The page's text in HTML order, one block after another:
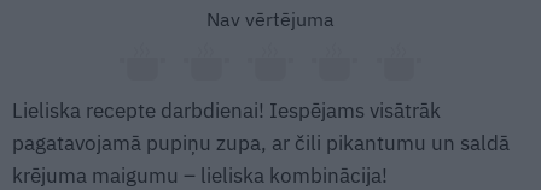
Nav vērtējuma
Lieliska recepte darbdienai! Iespējams visātrāk
pagatavojamā pupiņu zupa, ar čili pikantumu un saldā
krējuma maigumu – lieliska kombinācija!